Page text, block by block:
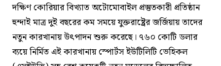
দক্ষিণ কোরিয়ার বিখ্যাত অটোমোবাইল প্রস্তুতকারী প্রতিষ্ঠান
হুন্দাই মাত্র দুই বছরের কম সময়ে যুক্তরাষ্ট্রের জর্জিয়ায় তাদের
নতুন কারখানায় উৎপাদন শুরু করেছে। ৭৬০ কোটি ডলার
ব্যয়ে নির্মিত এই কারখানায় স্পোর্টস ইউটিলিটি ভেহিকল